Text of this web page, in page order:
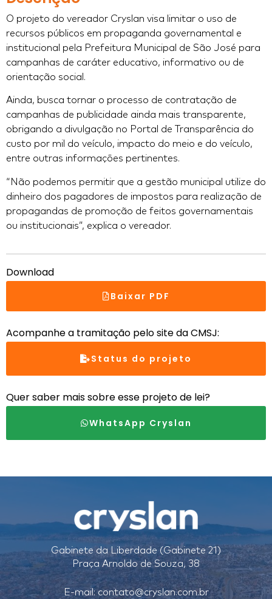
O projeto do vereador Cryslan visa limitar o uso de
recursos públicos em propaganda governamental e
institucional pela Prefeitura Municipal de São José para
campanhas de caráter educativo, informativo ou de
orientação social.
Ainda, busca tornar o processo de contratação de
campanhas de publicidade ainda mais transparente,
obrigando a divulgação no Portal de Transparência do
custo por mil do veículo, impacto do meio e do veículo,
entre outras informações pertinentes.
“Não podemos permitir que a gestão municipal utilize do
dinheiro dos pagadores de impostos para realização de
propagandas de promoção de feitos governamentais
ou institucionais”, explica o vereador.
Download
Baixar PDF
Acompanhe a tramitação pelo site da CMSJ:
Status do projeto
Quer saber mais sobre esse projeto de lei?
WhatsApp Cryslan
Gabinete da Liberdade (Gabinete 21)
Praça Arnoldo de Souza, 38
E-mail:contato@cryslan.com.br